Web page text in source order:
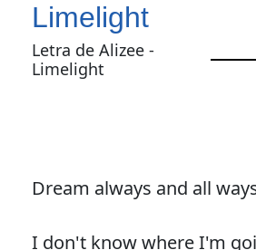
Limelight
Letra de Alizee -
Limelight
Dream always and all
I don't know where I'm